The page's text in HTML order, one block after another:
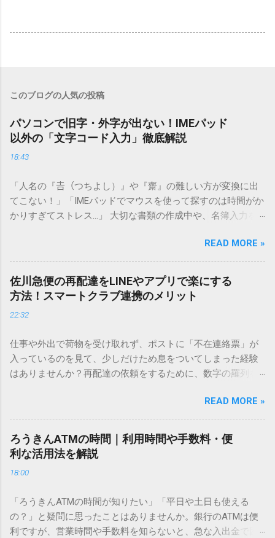
このブログの人気の投稿
パソコンで旧字・外字が出ない！IMEパッド
以外の「文字コード入力」徹底解説
18:43
「人名の『𠮷（つちよし）』や『齋』の難しい方が変換に出
てこない！」「IMEパッドでマウスを使って探すのは時間がか
かりすぎてストレス…」 大切な書類の作成中や、名簿入力を
てしまいますよね。多くの人が「IMEパッド（手書き入力）」
を使いますが、実はマウスで一画ずつ書くのは非効率です
し、似た漢字が多すぎて結局見つからないことも少なくあり
ません。 そこで今回は、IMEパッドを使わずに、特定のコー
ドを打ち込むだけで一瞬で旧字や外字、特殊記号を呼び出す
「文字コード入力」のテクニックを詳しく解説します。 この
必要はありません。 1. なぜ「変換」しても旧字・外字が出て
こないのか？ そもそも、なぜ普通の変換で出てこない漢字が
あるのでしょうか。その理由は、パソコンが文字を認識する
は、JIS規格（日本産業規格）によって「第1水準」「第2水
準」といった形で整理されています。しかし、人名や地名に
使われる非常に古い漢字（旧字）や、特定の組織だけで作ら
れた「外字」は、この一般的な変換リストに含まれていない
ン上のすべての文字には、いわば「住所」のような番号が割
り振られています。変換候補に出ない文字でも、この住所
（コード）を直接指定すれば、確実に呼び出すことができる
READ MORE »
佐川急便の再配達をLINEやアプリで楽にする
方法！スマートクラブ連携のメリット
22:32
仕事や外出で荷物を受け取れず、ポストに「不在連絡票」が
入っているのを見て、少しだけため息をついてしまった経験
はありませんか？再配達の依頼をするために、数字の羅列を
ことに申し訳なさを感じたりすることもあるかもしれませ
ん。 「もっとスムーズに、自分のタイミングで受け取りた
い」 「わざわざ電話をかけずに、スマホ一つで完結させた
い」 そんな願いを叶えてくれるのが、佐川急便の会員制サー
ビス「スマートクラブ」と、LINEや公式アプリの連携です。
これらを活用するだけで、再配達のストレスは驚くほど軽く
受け取り術と、連携による具体的なメリットを徹底解説しま
す。 佐川急便の再配達が劇的に変わる「スマートクラブ」と
は？ まず押さえておきたいのが、佐川急便の個人向け無料会
READ MORE »
ろうきんATMの時間｜利用時間や手数料・便
利な活用法を解説
18:00
「ろうきんATMの時間が知りたい」「平日や土日も使える
の？」と疑問に思ったことはありませんか。銀行のATMは便
利ですが、営業時間や手数料を知らないと、急な入出金で困